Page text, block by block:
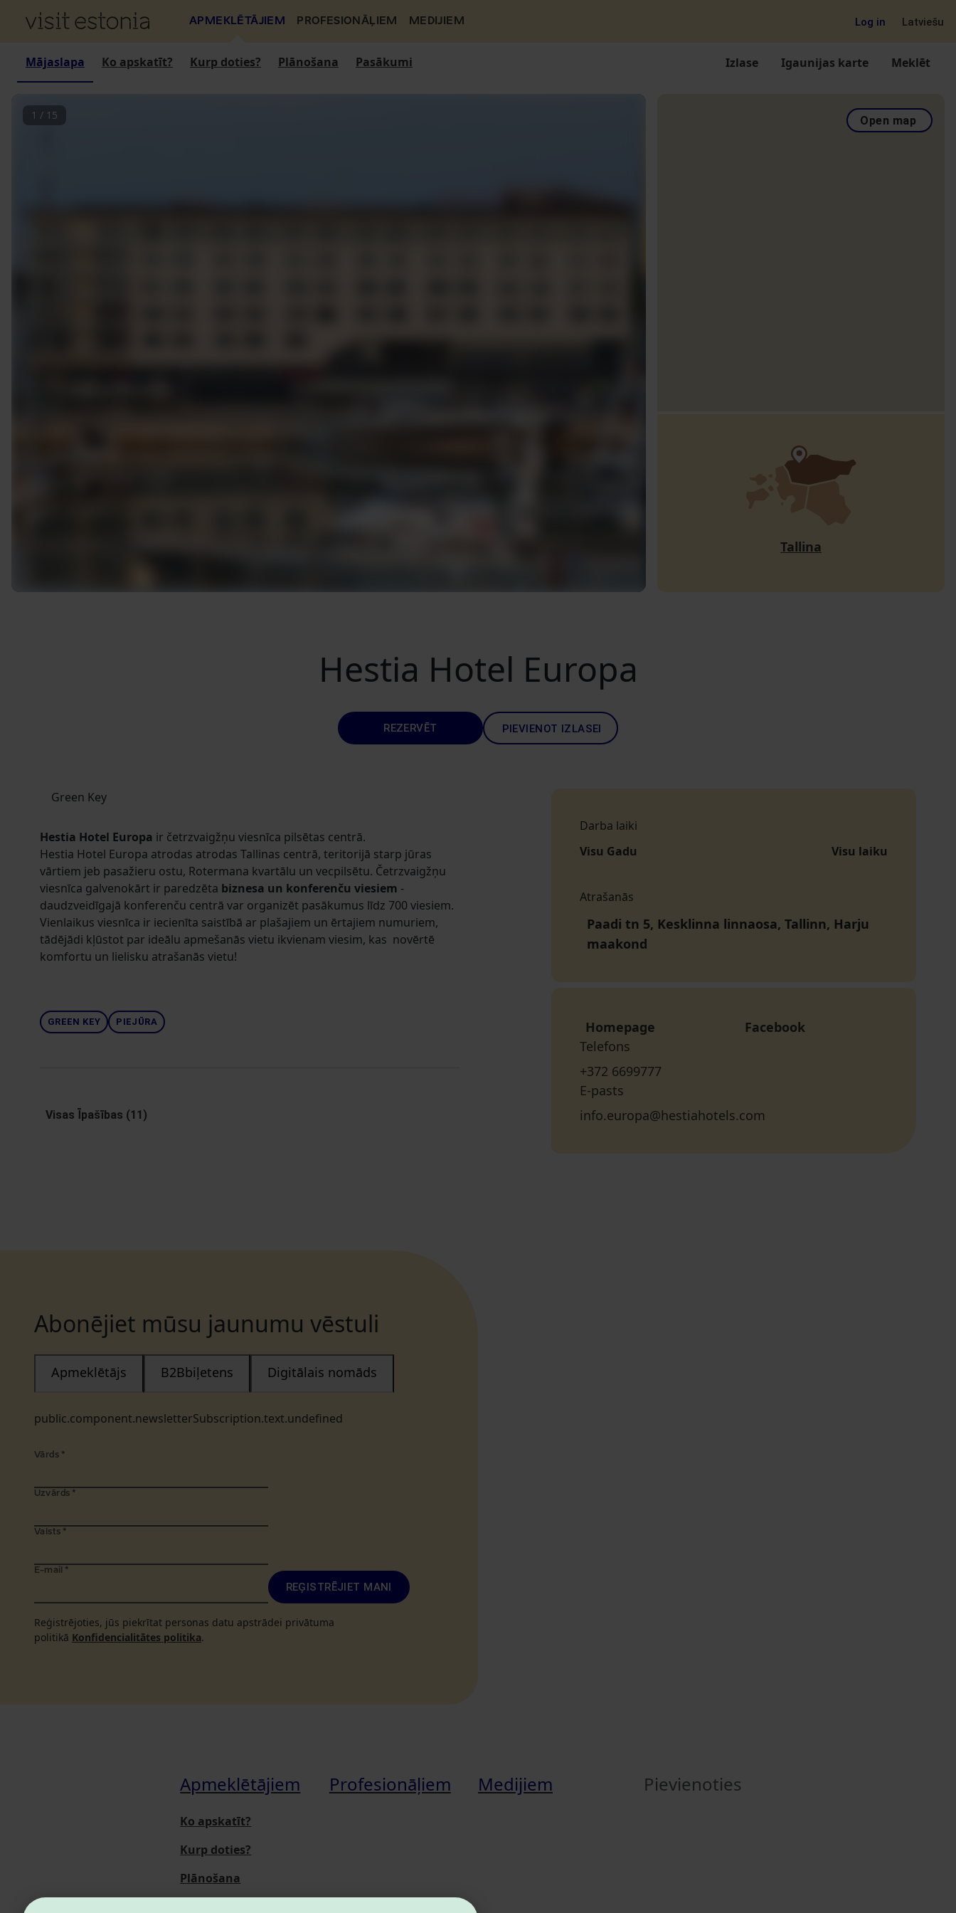
APMEKLĒTĀJIEM PROFESIONĀĻIEM MEDIJIEM Log in Latviešu
Mājaslapa Ko apskatīt? Kurp doties? Plānošana Pasākumi Izlase Igaunijas karte Meklēt
1 / 15 Open map
Tallina
Hestia Hotel Europa
REZERVĒT PIEVIENOT IZLASEI
Green Key
Hestia Hotel Europa ir četrzvaigžņu viesnīca pilsētas centrā.
Hestia Hotel Europa atrodas atrodas Tallinas centrā, teritorijā starp jūras
vārtiem jeb pasažieru ostu, Rotermana kvartālu un vecpilsētu. Četrzvaigžņu
viesnīca galvenokārt ir paredzēta biznesa un konferenču viesiem -
daudzveidīgajā konferenču centrā var organizēt pasākumus līdz 700 viesiem.
Vienlaikus viesnīca ir iecienīta saistībā ar plašajiem un ērtajiem numuriem,
tādējādi kļūstot par ideālu apmešanās vietu ikvienam viesim, kas novērtē
komfortu un lielisku atrašanās vietu!
GREEN KEY PIEJŪRA
Visas Īpašības (11)
Darba laiki
Visu Gadu
Visu laiku
Atrašanās
Paadi tn 5, Kesklinna linnaosa, Tallinn, Harju
maakond
Homepage
Facebook
Telefons
+372 6699777
E-pasts
info.europa@hestiahotels.com
Abonējiet mūsu jaunumu vēstuli
public.component.newsletterSubscription.text.undefined
Apmeklētājs B2Bbiļetens Digitālais nomāds
Vārds *
Uzvārds *
Valsts *
E-mail *
REĢISTRĒJIET MANI
Reģistrējoties, jūs piekrītat personas datu apstrādei privātuma
politikā Konfidencialitātes politika.
Apmeklētājiem
Ko apskatīt?
Kurp doties?
Plānošana
Profesionāļiem Medijiem Pievienoties